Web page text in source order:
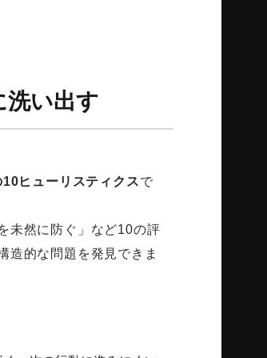
洗い出す
ヒューリスティクスで
未然に防ぐ」など10の評
造的な問題を発見できま